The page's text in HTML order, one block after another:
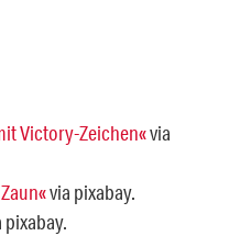
Victory-Zeichen«via
via pixabay.
pixabay.